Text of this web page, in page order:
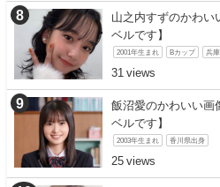
山之内すずのかわい
ベルです】
2001年生まれ Bカップ 兵
31
飯沼愛のかわいい画
ベルです】
2003年生まれ 香川県出身
25